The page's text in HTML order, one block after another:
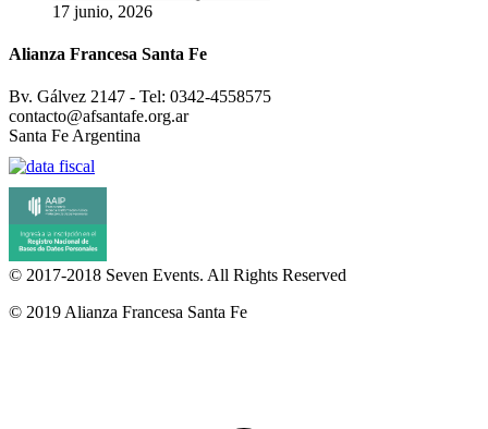
17 junio, 2026
Alianza Francesa Santa Fe
Bv. Gálvez 2147 - Tel: 0342-4558575
contacto@afsantafe.org.ar
Santa Fe Argentina
© 2017-2018 Seven Events. All Rights Reserved
© 2019 Alianza Francesa Santa Fe